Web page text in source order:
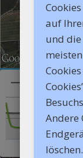
auf
und die
Andere